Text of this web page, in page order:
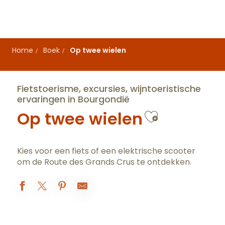
principal
Home
Boek Op twee wielen
Fietstoerisme, excursies, wijntoeristische
ervaringen in Bourgondië
Op twee wielenAjouter
Kies voor een fiets of een elektrische scooter
om de Route des Grands Crus te ontdekken.